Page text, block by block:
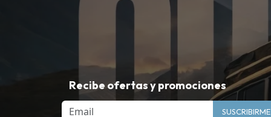
Recibe ofertas y promociones
Email SUSCRIBIRME